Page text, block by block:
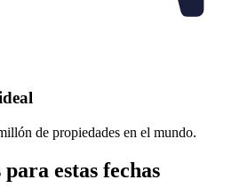
de propiedades en el mundo.
estas fechas